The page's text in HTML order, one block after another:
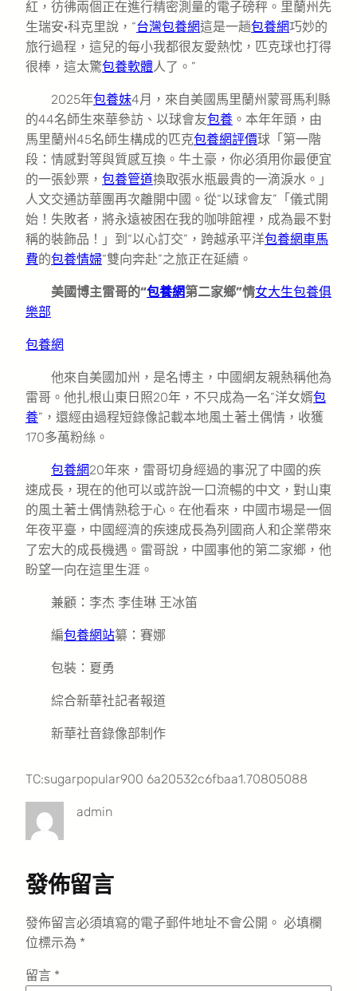
紅，彷彿兩個正在進行精密測量的電子磅秤。里蘭州先
生瑞安·科克里說，“台灣包養網這是一趟包養網巧妙的
旅行過程，這兒的每小我都很友愛熱忱，匹克球也打得
很棒，這太驚包養軟體人了。”
2025年包養妹4月，來自美國馬里蘭州蒙哥馬利縣
的44名師生來華參訪、以球會友包養 。本年年頭，由
馬里蘭州45名師生構成的匹克包養網評價球「第一階
段：情感對等與質感互換。牛土豪，你必須用你最便宜
的一張鈔票， 包養管道換取張水瓶最貴的一滴淚水。」
人文交通訪華團再次離開中國。從“以球會友”「儀式開
始！失敗者，將永遠被困在我的咖啡館裡，成為最不對
稱的裝飾品！」到“以心訂交”，跨越承平洋包養網車馬
費的包養情婦“雙向奔赴”之旅正在延續。
美國博主雷哥的“包養網第二家鄉”情女大生包養俱
樂部
包養網
他來自美國加州，是名博主，中國網友親熱稱他為
雷哥。他扎根山東日照20年，不只成為一名“洋女婿包
養”，還經由過程短錄像記載本地風土著土偶情，收獲
170多萬粉絲。
包養網20年來，雷哥切身經過的事況了中國的疾
速成長，現在的他可以或許說一口流暢的中文，對山東
的風土著土偶情熟稔于心。在他看來，中國市場是一個
年夜平臺，中國經濟的疾速成長為列國商人和企業帶來
了宏大的成長機遇。雷哥說，中國事他的第二家鄉，他
盼望一向在這里生涯。
兼顧：李杰 李佳琳 王冰笛
編包養網站纂：賽娜
包裝：夏勇
綜合新華社記者報道
新華社音錄像部制作
TC:sugarpopular900 6a20532c6fbaa1.70805088
admin
發佈留言
發佈留言必須填寫的電子郵件地址不會公開。 必填欄
位標示為 *
留言 *